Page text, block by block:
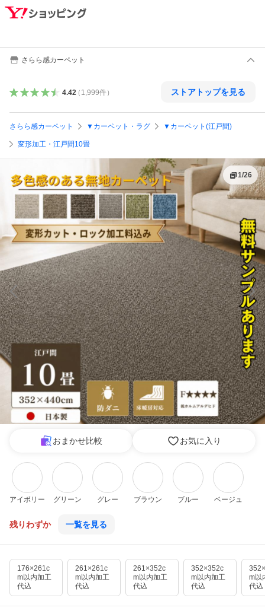
さらら感カーペット
4.42（ 1,999件） ストアトップを見る
さらら感カーペット ▼カーペット・ラグ ▼カーペット(江戸間)
変形加工・江戸間10畳
1/26
おまかせ比較 お気に入り
アイボリー グリーン グレー ブラウン ブルー ベージュ
残りわずか 一覧を見る
176×261c
m以内加工
代込
261×261c
m以内加工
代込
261×352c
m以内加工
代込
352×352c
m以内加工
代込
m以
代込